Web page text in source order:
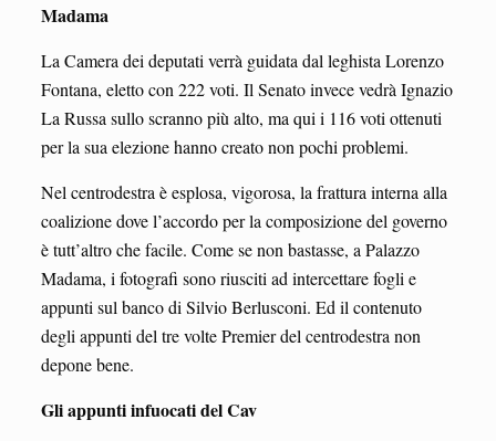
Madama
La Camera dei deputati verrà guidata dal leghista Lorenzo
Fontana, eletto con 222 voti. Il Senato invece vedrà Ignazio
La Russa sullo scranno più alto, ma qui i 116 voti ottenuti
per la sua elezione hanno creato non pochi problemi.
Nel centrodestra è esplosa, vigorosa, la frattura interna alla
coalizione dove l’accordo per la composizione del governo
è tutt’altro che facile. Come se non bastasse, a Palazzo
Madama, i fotografi sono riusciti ad intercettare fogli e
appunti sul banco di Silvio Berlusconi. Ed il contenuto
degli appunti del tre volte Premier del centrodestra non
depone bene.
Gli appunti infuocati del Cav